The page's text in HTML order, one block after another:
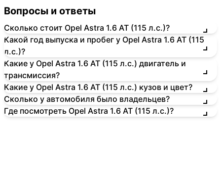
Вопросы и ответы
Сколько стоит Opel Astra 1.6 AT (115 л.с.)?
Какой год выпуска и пробег у Opel Astra 1.6 AT (115
л.с.)?
Какие у Opel Astra 1.6 AT (115 л.с.) двигатель и
трансмиссия?
Какие у Opel Astra 1.6 AT (115 л.с.) кузов и цвет?
Сколько у автомобиля было владельцев?
Где посмотреть Opel Astra 1.6 AT (115 л.с.)?